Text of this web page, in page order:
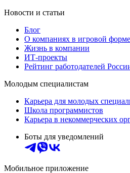
Новости и статьи
Блог
О компаниях в игровой форме
Жизнь в компании
ИТ-проекты
Рейтинг работодателей
Молодым специалистам
Карьера для молодых
Школа программистов
Карьера в некоммерческих
Боты для уведомлений
Мобильное приложение